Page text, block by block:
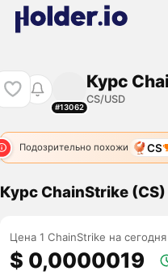
#13062
Курс
CS/USD
Подозрительно похожи CS
Курс ChainStrike (CS)
Цена 1 ChainStrike на сегодня
$ 0,0000019